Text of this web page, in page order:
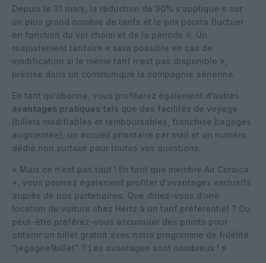
Depuis le 31 mars, la réduction de 30% s’applique « sur
un plus grand nombre de tarifs et le prix pourra fluctuer
en fonction du vol choisi et de la période ». Un
réajustement tarifaire « sera possible en cas de
modification si le même tarif n’est pas disponible »,
précise dans un communiqué la compagnie aérienne.
En tant qu’abonné, vous profiterez également d’autres
avantages pratiques tels que des facilités de voyage
(billets modifiables et remboursables, franchise bagages
augmentée), un accueil prioritaire par mail et un numéro
dédié non surtaxé pour toutes vos questions.
« Mais ce n’est pas tout ! En tant que membre Air Corsica
+, vous pourrez également profiter d’avantages exclusifs
auprès de nos partenaires. Que diriez-vous d’une
location de voiture chez Hertz à un tarif préférentiel ? Ou
peut-être préférez-vous accumuler des points pour
obtenir un billet gratuit avec notre programme de fidélité
“jegagne1billet” ? Les avantages sont nombreux ! »